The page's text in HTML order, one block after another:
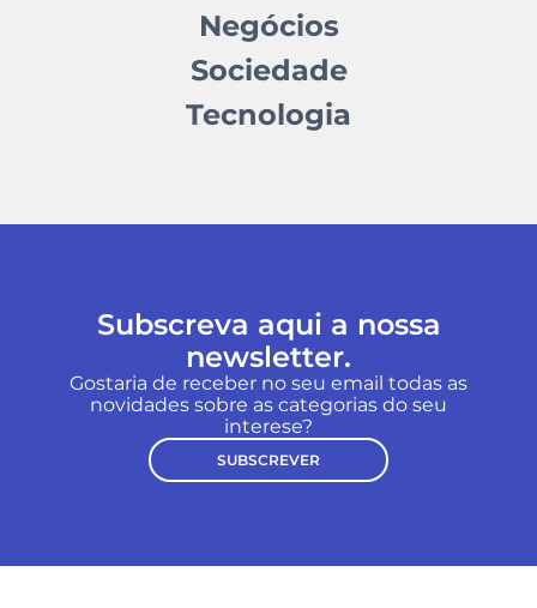
Negócios
Sociedade
Tecnologia
Subscreva aqui a nossa
newsletter.
Gostaria de receber no seu email todas as
novidades sobre as categorias do seu
interese?
SUBSCREVER